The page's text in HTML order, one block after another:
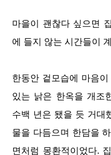
마을이 괜찮다 싶으면
에 들지 않는 시간들이
한동안 겉모습에 마음
있는 낡은 한옥을 개조
수백 년은 됐을 듯 거대
물을 다듬으며 한담을
면처럼 몽환적이었다.